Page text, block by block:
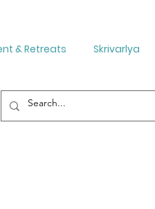
& Retreats Skrivarlya